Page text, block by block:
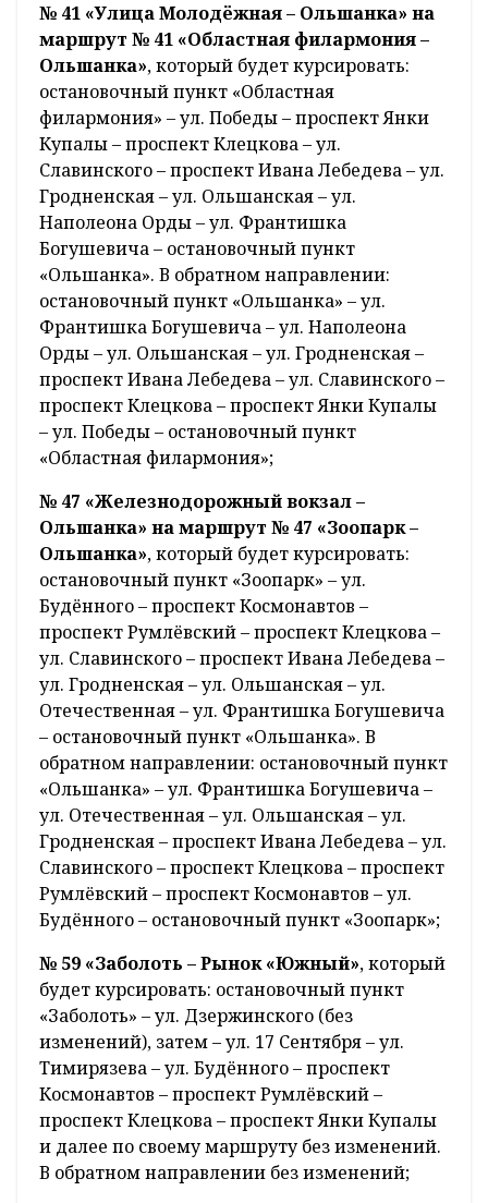
№ 41 «Улица Молодёжная – Ольшанка» на
маршрут № 41 «Областная филармония –
Ольшанка», который будет курсировать:
остановочный пункт «Областная
филармония» – ул. Победы – проспект Янки
Купалы – проспект Клецкова – ул.
Славинского – проспект Ивана Лебедева – ул.
Гродненская – ул. Ольшанская – ул.
Наполеона Орды – ул. Франтишка
Богушевича – остановочный пункт
«Ольшанка». В обратном направлении:
остановочный пункт «Ольшанка» – ул.
Франтишка Богушевича – ул. Наполеона
Орды – ул. Ольшанская – ул. Гродненская –
проспект Ивана Лебедева – ул. Славинского –
проспект Клецкова – проспект Янки Купалы
– ул. Победы – остановочный пункт
«Областная филармония»;
№ 47 «Железнодорожный вокзал –
Ольшанка» на маршрут № 47 «Зоопарк –
Ольшанка», который будет курсировать:
остановочный пункт «Зоопарк» – ул.
Будённого – проспект Космонавтов –
проспект Румлёвский – проспект Клецкова –
ул. Славинского – проспект Ивана Лебедева –
ул. Гродненская – ул. Ольшанская – ул.
Отечественная – ул. Франтишка Богушевича
– остановочный пункт «Ольшанка». В
обратном направлении: остановочный пункт
«Ольшанка» – ул. Франтишка Богушевича –
ул. Отечественная – ул. Ольшанская – ул.
Гродненская – проспект Ивана Лебедева – ул.
Славинского – проспект Клецкова – проспект
Румлёвский – проспект Космонавтов – ул.
Будённого – остановочный пункт «Зоопарк»;
№ 59 «Заболоть – Рынок «Южный», который
будет курсировать: остановочный пункт
«Заболоть» – ул. Дзержинского (без
изменений), затем – ул. 17 Сентября – ул.
Тимирязева – ул. Будённого – проспект
Космонавтов – проспект Румлёвский –
проспект Клецкова – проспект Янки Купалы
и далее по своему маршруту без изменений.
В обратном направлении без изменений;